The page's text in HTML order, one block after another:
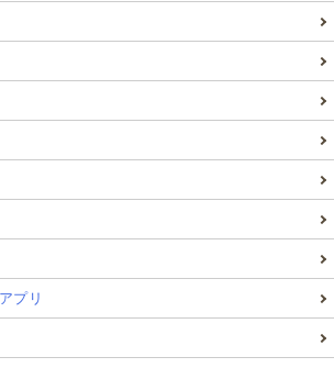
プリ